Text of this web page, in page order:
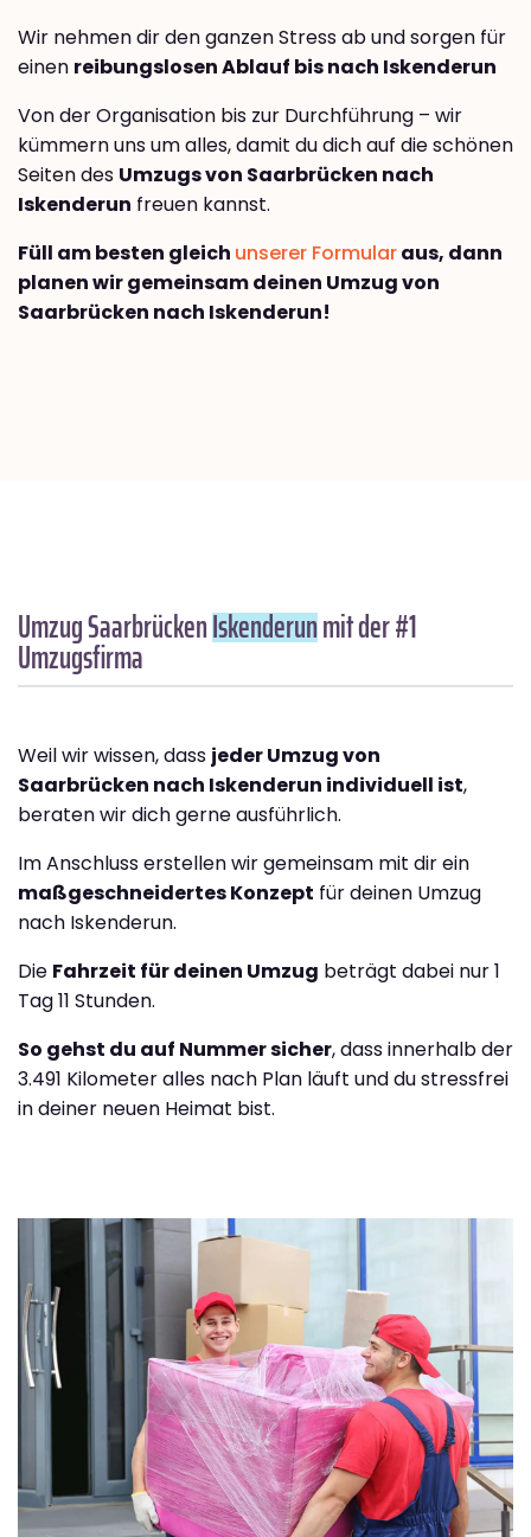
Wir nehmen dir den ganzen Stress ab und sorgen für
einen reibungslosen Ablauf bis nach Iskenderun
Von der Organisation bis zur Durchführung – wir
kümmern uns um alles, damit du dich auf die schönen
Seiten des Umzugs von Saarbrücken nach
Iskenderun freuen kannst.
Füll am besten gleich unserer Formularaus, dann
planen wir gemeinsam deinen Umzug von
Saarbrücken nach Iskenderun!
Umzug SaarbrückenIskenderunmit der #1
Umzugsfirma
Weil wir wissen, dass jeder Umzug von
Saarbrücken nach Iskenderun individuell ist,
beraten wir dich gerne ausführlich.
Im Anschluss erstellen wir gemeinsam mit dir ein
maßgeschneidertes Konzept für deinen Umzug
nach Iskenderun.
Die Fahrzeit für deinen Umzug beträgt dabei nur 1
Tag 11 Stunden.
So gehst du auf Nummer sicher, dass innerhalb der
3.491 Kilometer alles nach Plan läuft und du stressfrei
in deiner neuen Heimat bist.